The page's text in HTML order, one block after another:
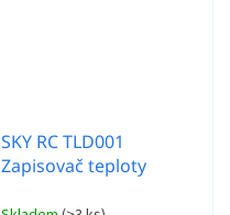
SKY RC TLD001
Zapisovač teploty